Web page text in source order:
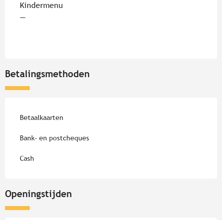
Kindermenu
—
Betalingsmethoden
Betaalkaarten
Bank- en postcheques
Cash
Openingstijden